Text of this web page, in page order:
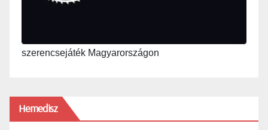
szerencsejáték Magyarországon
Hemedisz